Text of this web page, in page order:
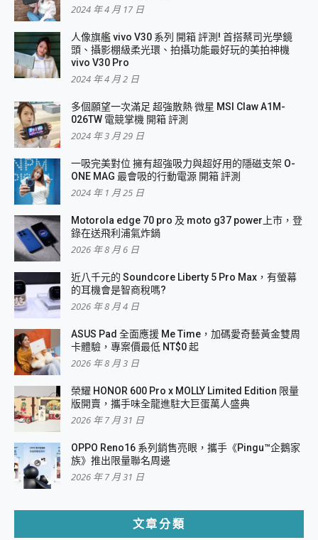
2024 年 4 月 17 日
人像旗艦 vivo V30 系列 開箱 評測! 首搭蔡司光學鏡
頭、攝影棚級柔光環、拍攝功能最好玩的美拍神機
vivo V30 Pro
2024 年 4 月 2 日
多個願望一次滿足 超強散熱 微星 MSI Claw A1M-
026TW 電競掌機 開箱 評測
2024 年 3 月 29 日
一吸完美對位 擁有超強吸力與超好用的隱磁支架 O-
ONE MAG 最會吸的行動電源 開箱 評測
2024 年 1 月 25 日
Motorola edge 70 pro 及 moto g37 power上市，登
錄在送飛利浦氣炸鍋
2026 年 8 月 6 日
近八千元的 Soundcore Liberty 5 Pro Max，有螢幕
的耳機會是智商稅嗎?
2026 年 8 月 4 日
ASUS Pad 全面應援 Me Time，加碼愛奇藝黃金雙周
卡體驗，專案價最低 NT$0 起
2026 年 8 月 3 日
榮耀 HONOR 600 Pro x MOLLY Limited Edition 限量
版開賣，攜手味全龍進駐大巨蛋萬人盛典
2026 年 7 月 31 日
OPPO Reno16 系列銷售亮眼，攜手《Pingu™企鵝家
族》推出限量聯名周邊
2026 年 7 月 31 日
文章分類